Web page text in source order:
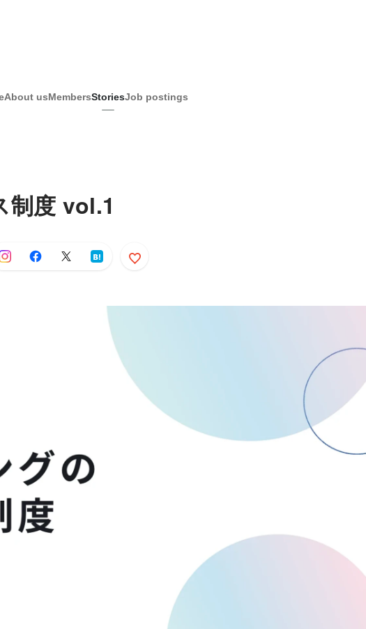
About usMembersStoriesJob postings
制度 vol.1